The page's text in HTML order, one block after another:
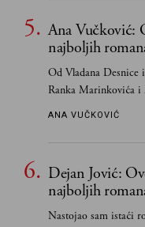
Ana Vučković:
najboljih
Od Vladana Desnice
Ranka Marinkovića
ANA VUČKOVIĆ
Dejan Jović:
najboljih
Nastojao sam istaći